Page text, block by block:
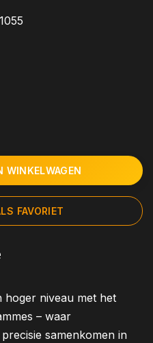
WINKELWAGEN
FAVORIET
hoger niveau met het
– waar
samenkomen in